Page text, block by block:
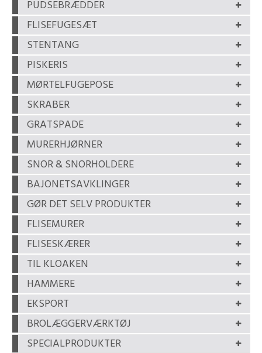
PUDSEBRÆDDER
FLISEFUGESÆT
STENTANG
PISKERIS
MØRTELFUGEPOSE
SKRABER
GRATSPADE
MURERHJØRNER
SNOR & SNORHOLDERE
BAJONETSAVKLINGER
GØR DET SELV PRODUKTER
FLISEMURER
FLISESKÆRER
TIL KLOAKEN
HAMMERE
EKSPORT
BROLÆGGERVÆRKTØJ
SPECIALPRODUKTER